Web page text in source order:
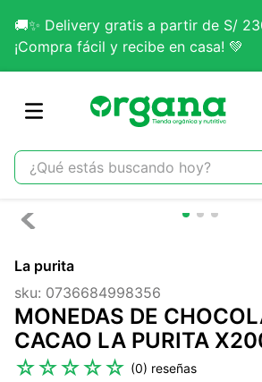
🚚✨ Delivery gratis a partir de S/
¡Compra fácil y recibe en casa! 💚
¿Qué estás buscando hoy?
TÉRMINOS MÁS BUSCADOS
2.
citrato magnesio
3.
colageno
4.
kefir
5 .
glicinato magnesio
La purita
sku: 0736684998356
MONEDAS DE
CACAO LA PURITA
☆☆☆☆☆ (0)